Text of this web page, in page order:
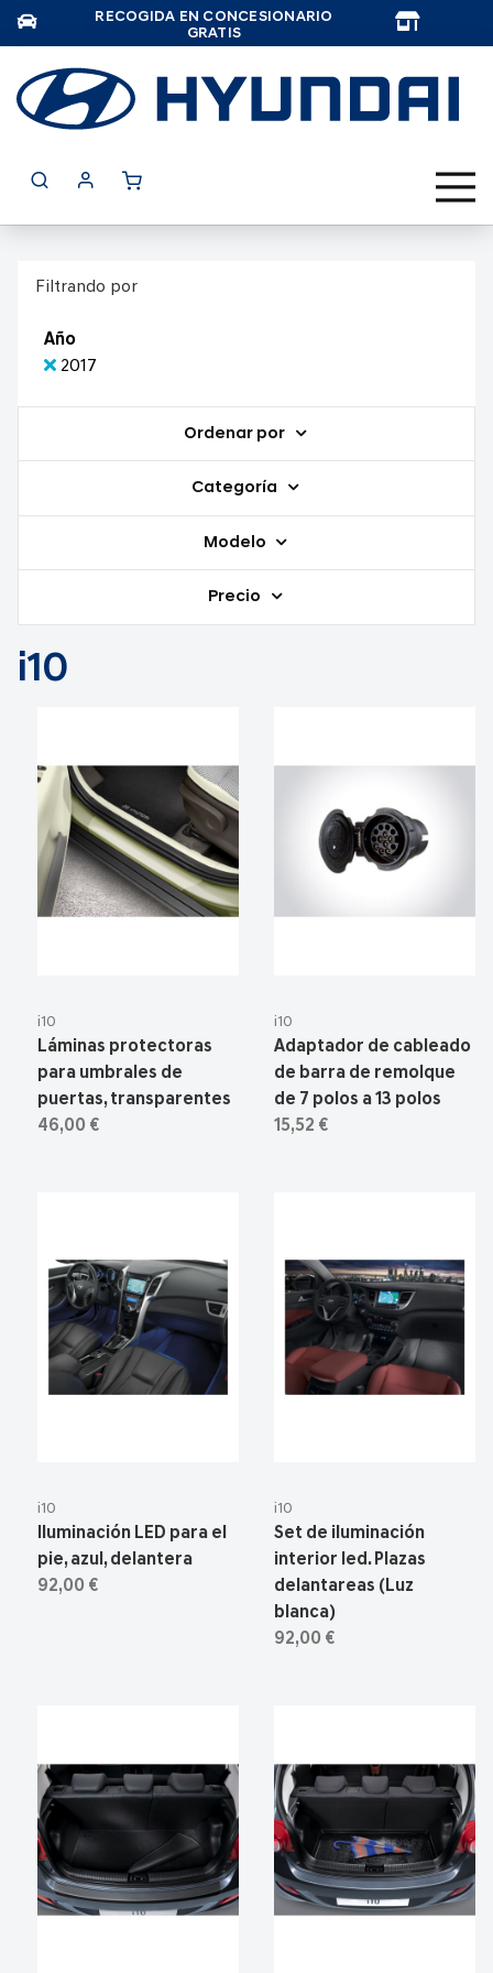
RECOGIDA EN CONCESIONARIO
GRATIS
Filtrando por
Año
2017
Ordenar por
Categoría
Modelo
Precio
i10
i10
Láminas protectoras
para umbrales de
puertas, transparentes
46,00 €
i10
Adaptador de cableado
de barra de remolque
de 7 polos a 13 polos
15,52 €
i10
Iluminación LED para el
pie, azul, delantera
92,00 €
i10
Set de iluminación
interior led. Plazas
delantareas (Luz
blanca)
92,00 €